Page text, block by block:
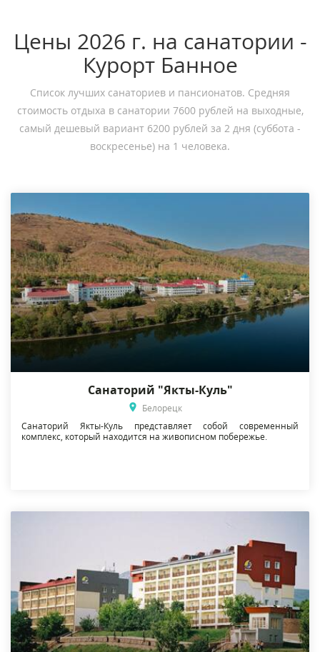
Цены 2026 г. на санатории -
Курорт Банное
Список лучших санаториев и пансионатов. Средняя
стоимость отдыха в санатории 7600 рублей на выходные,
самый дешевый вариант 6200 рублей за 2 дня (суббота -
воскресенье) на 1 человека.
Санаторий "Якты-Куль"
Белорецк
Санаторий Якты-Куль представляет собой современный
комплекс, который находится на живописном побережье.